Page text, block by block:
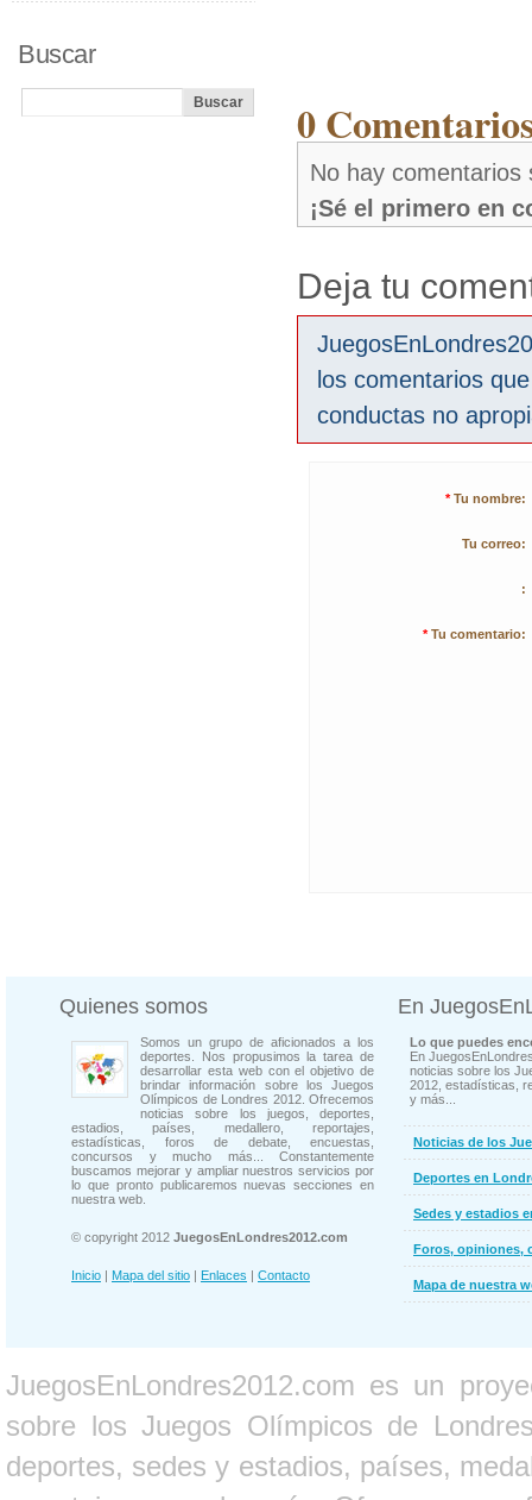
0
No hay comentarios
¡Sé el primero en
Deja tu
los comentarios
conductas no
* Tu nombre:
Tu correo:
:
* Tu comentario:
Buscar
Quienes somos
Somos un grupo de aficionados a los
deportes. Nos propusimos la tarea de
desarrollar esta web con el objetivo de
brindar información sobre los Juegos
Olímpicos de Londres 2012. Ofrecemos
noticias sobre los juegos, deportes,
estadios, países, medallero, reportajes,
estadísticas, foros de debate, encuestas,
concursos y mucho más... Constantemente
buscamos mejorar y ampliar nuestros servicios por
lo que pronto publicaremos nuevas secciones en
nuestra web.
© copyright 2012 JuegosEnLondres2012.com
Inicio | Mapa del sitio | Enlaces | Contacto
En
Lo que puedes
En
noticias sobre los
2012, estadísticas,
y más...
Noticias de los
Deportes en
Sedes y estadios
Foros, opiniones,
Mapa de nuestra
JuegosEnLondres2012.com es un
sobre los Juegos Olímpicos de
deportes, sedes y estadios, países,